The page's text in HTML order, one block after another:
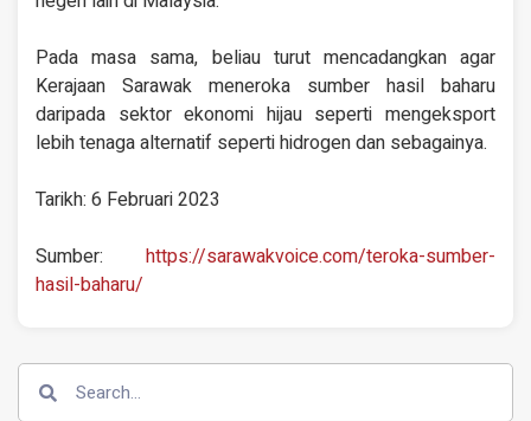
Pada masa sama, beliau turut mencadangkan agar
Kerajaan Sarawak meneroka sumber hasil baharu
daripada sektor ekonomi hijau seperti mengeksport
lebih tenaga alternatif seperti hidrogen dan sebagainya.
Tarikh: 6 Februari 2023
Sumber: https://sarawakvoice.com/teroka-sumber-
hasil-baharu/